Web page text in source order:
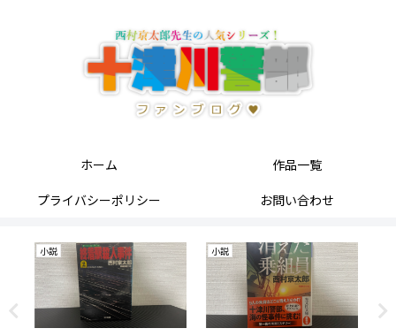
ホーム
作品一覧
プライバシーポリシー
お問い合わせ
小説 小説